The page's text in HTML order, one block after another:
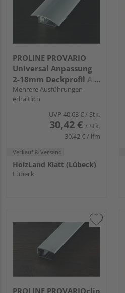
PROLINE PROVARIO
Universal Anpassung
2-18mm Deckprofil Alu
eloxiert
Mehrere Ausführungen
erhältlich
UVP 40,63 €/ Stk.
30,42 € / Stk.
30,42 € / lfm
Verkauf & Versand
HolzLand Klatt (Lübeck)
Lübeck